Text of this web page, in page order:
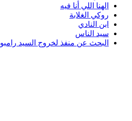
الهنا اللي أنا فيه
روكي الغلابة
ابن النادي
سيد الناس
البحث عن منفذ لخروج السيد رامبو